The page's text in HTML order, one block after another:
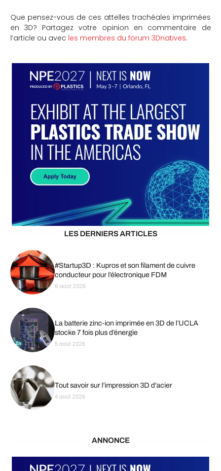
Que pensez-vous de ces attelles trachéales imprimées
en 3D? Partagez votre opinion en commentaire de
l’article ou avec les membres du forum 3Dnatives.
LES DERNIERS ARTICLES
#Startup3D : Kupros et son filament de cuivre
conducteur pour l’électronique FDM
6 août 2026
La batterie zinc-ion imprimée en 3D de l’UCLA
stocke 7 fois plus d’énergie
5 août 2026
Tout savoir sur l’impression 3D d’acier
4 août 2026
ANNONCE